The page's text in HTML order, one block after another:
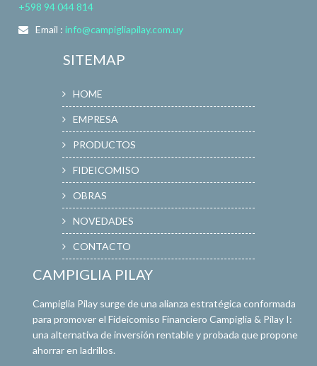
+598 94 044 814
Email :info@campigliapilay.com.uy
SITEMAP
HOME
EMPRESA
PRODUCTOS
FIDEICOMISO
OBRAS
NOVEDADES
CONTACTO
CAMPIGLIA PILAY
Campiglia Pilay surge de una alianza estratégica conformada
para promover el Fideicomiso Financiero Campiglia & Pilay I:
una alternativa de inversión rentable y probada que propone
ahorrar en ladrillos.